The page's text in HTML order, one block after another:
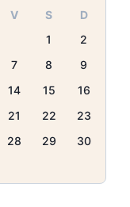
V S
D
1
2
7 8
9
14 15
16
21 22
23
28 29
30